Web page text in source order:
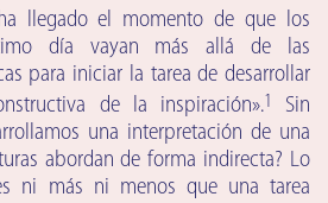
llegado el momento de que los
día vayan más allá de las
para iniciar la tarea de desarrollar
de la inspiración».1
Sin
una interpretación de una
abordan de forma indirecta? Lo
ni más ni menos que una tarea